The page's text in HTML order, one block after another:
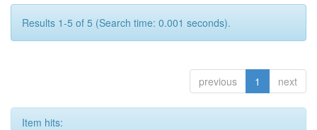
Results 1-5 of 5 (Search time: 0.001 seconds).
previous 1 next
Item hits: